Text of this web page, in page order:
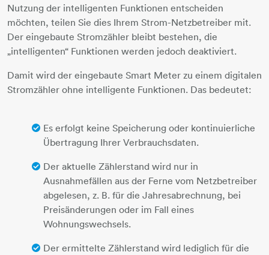
Nutzung der intelligenten Funktionen entscheiden
möchten, teilen Sie dies Ihrem Strom-Netzbetreiber mit.
Der eingebaute Stromzähler bleibt bestehen, die
„intelligenten“ Funktionen werden jedoch deaktiviert.
Damit wird der eingebaute Smart Meter zu einem digitalen
Stromzähler ohne intelligente Funktionen. Das bedeutet:
Es erfolgt keine Speicherung oder kontinuierliche
Übertragung Ihrer Verbrauchsdaten.
Der aktuelle Zählerstand wird nur in
Ausnahmefällen aus der Ferne vom Netzbetreiber
abgelesen, z. B. für die Jahresabrechnung, bei
Preisänderungen oder im Fall eines
Wohnungswechsels.
Der ermittelte Zählerstand wird lediglich für die